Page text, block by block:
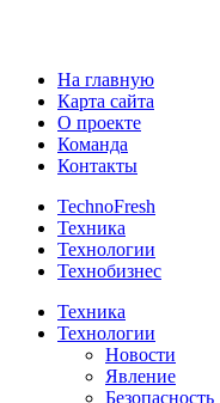
На главную
Карта сайта
О проекте
Команда
Контакты
TechnoFresh
Техника
Технологии
Технобизнес
Техника
Технологии
Новости
Явление
Безопасность